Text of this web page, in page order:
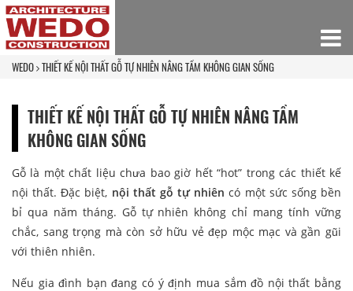
WEDO THIẾT KẾ NỘI THẤT GỖ TỰ NHIÊN NÂNG TẦM KHÔNG GIAN SỐNG
THIẾT KẾ NỘI THẤT GỖ TỰ NHIÊN NÂNG TẦM
KHÔNG GIAN SỐNG
Gỗ là một chất liệu chưa bao giờ hết “hot” trong các thiết kế
nội thất. Đặc biệt, nội thất gỗ tự nhiên có một sức sống bền
bỉ qua năm tháng. Gỗ tự nhiên không chỉ mang tính vững
chắc, sang trọng mà còn sở hữu vẻ đẹp mộc mạc và gần gũi
với thiên nhiên.
Nếu gia đình bạn đang có ý định mua sắm đồ nội thất bằng